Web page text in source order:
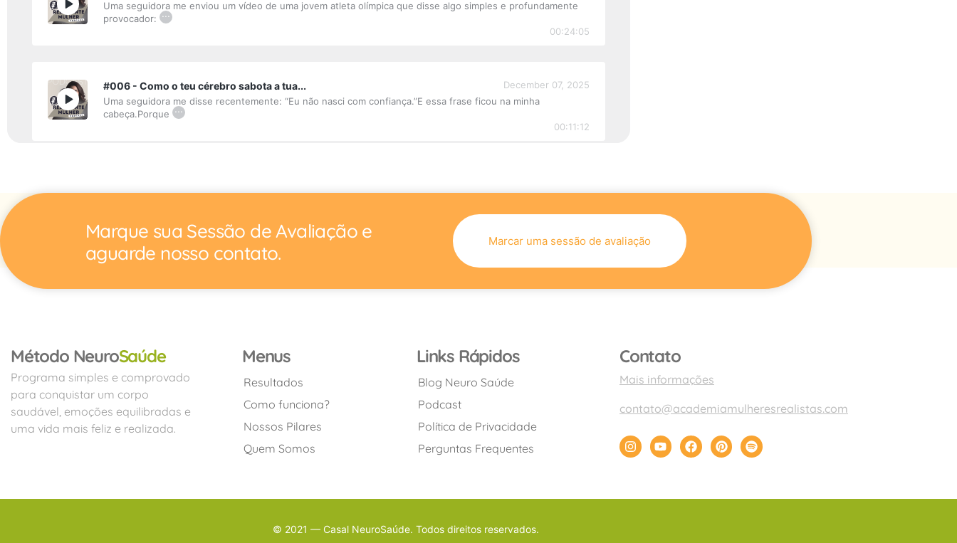
Uma seguidora me enviou um vídeo de uma jovem atleta olímpica que disse algo simples e profundamente
provocador: ...
00:24:05
#006 - Como o teu cérebro sabota a tua...
Uma seguidora me disse recentemente: “Eu não nasci com confiança.”E essa frase ficou na minha
cabeça.Porque ...
00:11:12
December 07, 2025
Este episódio nasceu de um sábado gelado, do nosso primeiro torneio de tênis e daquela sensação de “o
Neste episódio do Real.Mente Mulher, abrimos a porta para um tema que une ciência, emoção e vida real: o
#003 - Quando o cérebro trava
Você já sentiu medo quando as coisas começaram a dar certo?Neste episódio, exploramos o que a
neurociência re
Marque sua Sessão de Avaliação e
aguarde nosso contato.
Marcar uma sessão de avaliação
Método NeuroSaúde
Programa simples e comprovado
para conquistar um corpo
saudável, emoções equilibradas e
uma vida mais feliz e realizada.
Menus
Resultados
Como funciona?
Nossos Pilares
Quem Somos
Links Rápidos
Blog Neuro Saúde
Podcast
Política de Privacidade
Perguntas Frequentes
Contato
Mais informações
contato@academiamulheresrealistas.com
© 2021 — Casal NeuroSaúde. Todos direitos reservados.